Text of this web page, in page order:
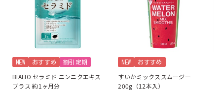
NEW おすすめ 割引定期
BIALIO セラミド ニンニクエキス
プラス 約1ヶ月分
NEW おすすめ
すいかミックススムージー
200g（12本入）